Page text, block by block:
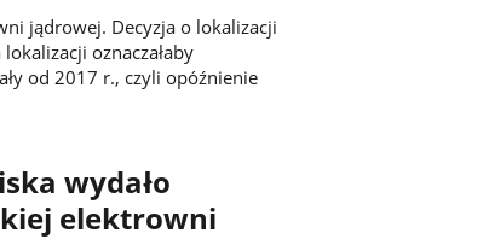
jądrowej. Decyzja o lokalizacji
oznaczałaby
od 2017 r., czyli opóźnienie
wydało
elektrowni